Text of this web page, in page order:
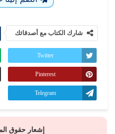
شارك الكتاب مع أصدقائك
Twitter
Pinterest
Telegram
إشعار حقوق